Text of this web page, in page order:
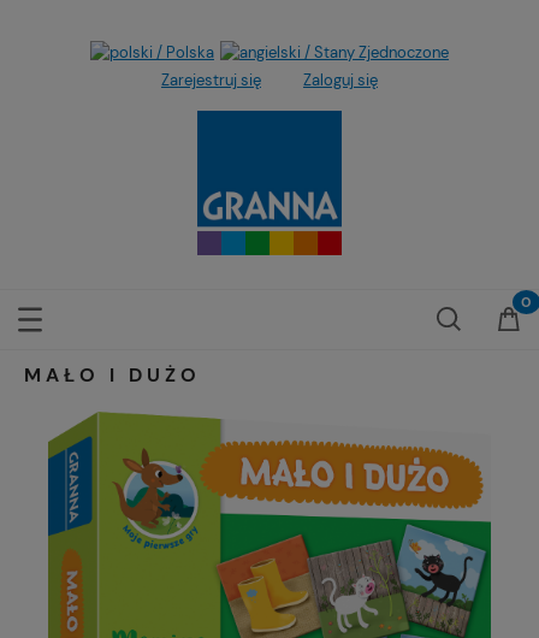
Zarejestruj się Zaloguj się
MAŁO I DUŻO